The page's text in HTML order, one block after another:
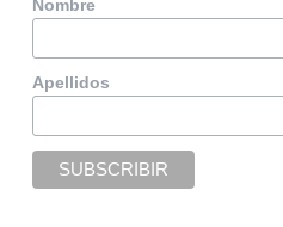
i
g
a
t
i
Nombre
Apellidos